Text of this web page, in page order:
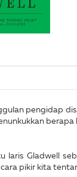
pengidap
laris Gladwell
pikir kita